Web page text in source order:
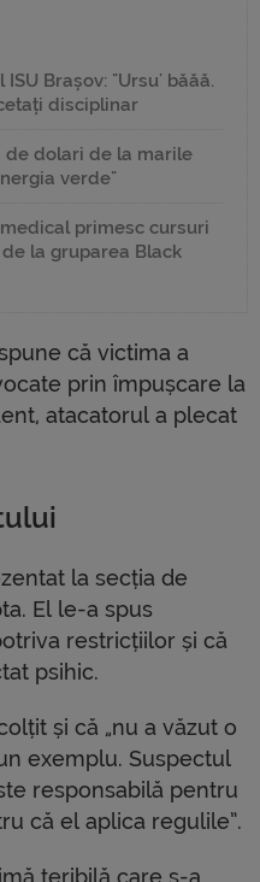
Brașov: "Ursu' băăă.
disciplinar
de dolari de la marile
verde"
primesc cursuri
la gruparea Black
că victima a
prin împușcare la
atacatorul a plecat
la secția de
El le-a spus
restricțiilor și că
psihic.
și că „nu a văzut o
exemplu. Suspectul
responsabilă pentru
că el aplica regulile”.
teribilă care s-a